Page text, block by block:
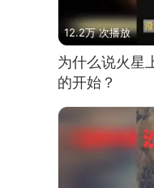
12.2万 次播放
为什么说火星
的开始？